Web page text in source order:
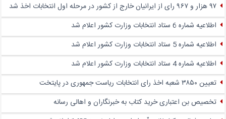
۹۷ هزار و ۹۶۷ رای از ایرانیان خارج از کشور در مرحله اول انتخابات اخذ شد
اطلاعیه شماره 6 ستاد انتخابات وزارت کشور اعلام شد
اطلاعیه شماره 5 ستاد انتخابات وزارت کشور اعلام شد
اطلاعیه شماره 4 ستاد انتخابات وزارت کشور اعلام شد
تعیین ۳۸۵۰ شعبه اخذ رای انتخابات ریاست جمهوری در پایتخت
تخصیص بن اعتباری خرید کتاب به خبرنگاران و اهالی رسانه